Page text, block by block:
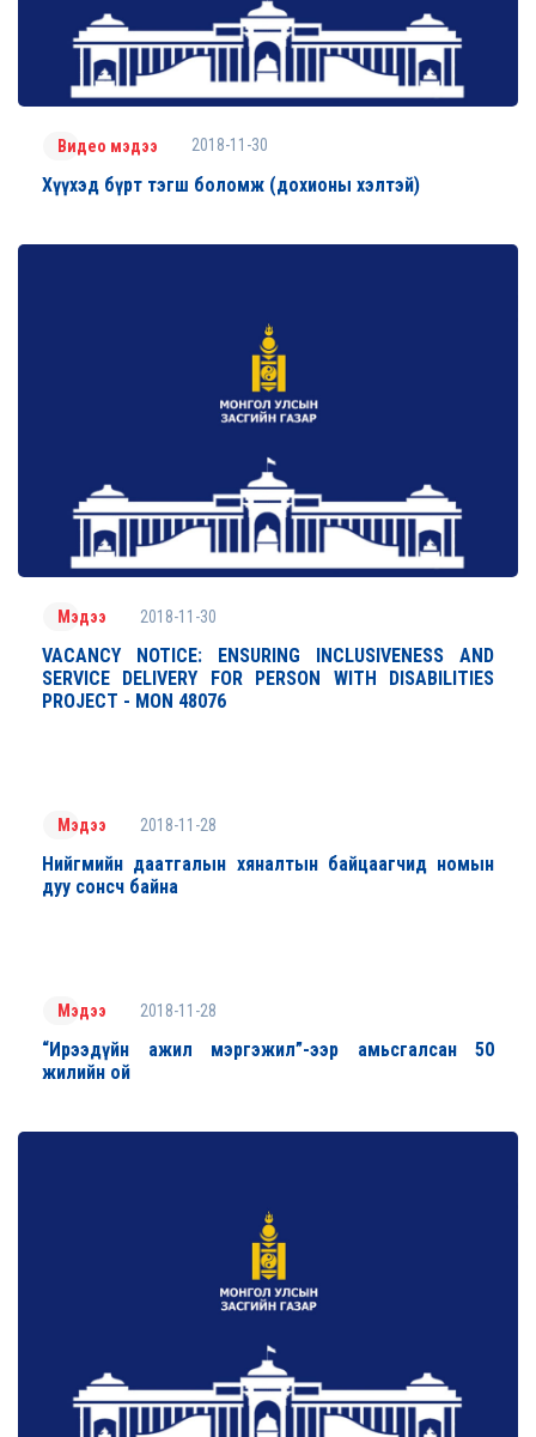
Видео мэдээ 2018-11-30
Хүүхэд бүрт тэгш боломж (дохионы хэлтэй)
Мэдээ 2018-11-30
VACANCY NOTICE: ENSURING INCLUSIVENESS AND
SERVICE DELIVERY FOR PERSON WITH DISABILITIES
PROJECT - MON 48076
Мэдээ 2018-11-28
Нийгмийн даатгалын хяналтын байцаагчид номын
дуу сонсч байна
Мэдээ 2018-11-28
“Ирээдүйн ажил мэргэжил”-ээр амьсгалсан 50
жилийн ой